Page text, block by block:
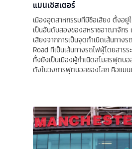
แมนเชสเตอร์
เมืองอุตสาหกรรมที่มีชื่อเสียง ตั้งอยู่
เป็นอันดับสองของสหราชอาณาจักร
เสียงจากการเป็นจุดกำเนิดเส้นทา
Road ที่เป็นเส้นทางรถไฟผู้โดยสาร
ทั้งยังเป็นเมืองผู้กำเนิดสโมสรฟุตบ
ดังในวงการฟุตบอลของโลก คือแม